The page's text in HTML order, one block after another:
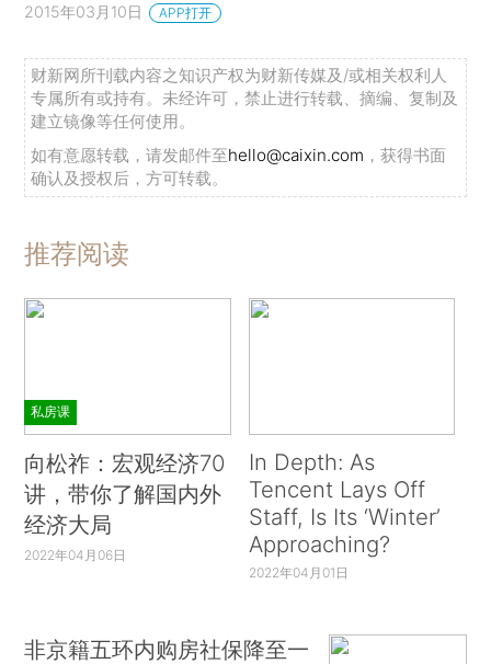
2015年03月10日 APP打开
财新网所刊载内容之知识产权为财新传媒及/或相关权利人
专属所有或持有。未经许可，禁止进行转载、摘编、复制及
建立镜像等任何使用。
如有意愿转载，请发邮件至hello@caixin.com ，获得书面
确认及授权后，方可转载。
推荐阅读
私房课
向松祚：宏观经济70
讲，带你了解国内外
经济大局
2022年04月06日
In Depth: As
Tencent Lays Off
Staff, Is Its ‘Winter’
Approaching?
2022年04月01日
非京籍五环内购房社保降至一